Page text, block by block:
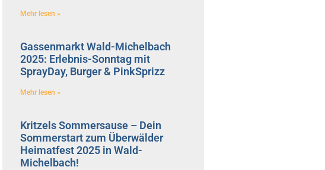
Mehr lesen »
Gassenmarkt Wald-Michelbach
2025: Erlebnis-Sonntag mit
SprayDay, Burger & PinkSprizz
Mehr lesen »
Kritzels Sommersause – Dein
Sommerstart zum Überwälder
Heimatfest 2025 in Wald-
Michelbach!